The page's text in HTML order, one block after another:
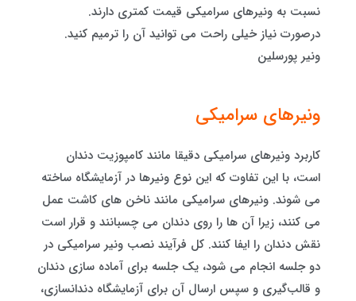
نسبت به ونیرهای سرامیکی قیمت کمتری دارند.
درصورت نیاز خیلی راحت می توانید آن را ترمیم کنید.
ونیر پورسلین
ونیرهای سرامیکی
کاربرد ونیرهای سرامیکی دقیقا مانند کامپوزیت دندان
است، با این تفاوت که این نوع ونیرها در آزمایشگاه ساخته
می شوند. ونیرهای سرامیکی مانند ناخن های کاشت عمل
می کنند، زیرا آن ها را روی دندان می چسبانند و قرار است
نقش دندان را ایفا کنند. کل فرآیند نصب ونیر سرامیکی در
دو جلسه انجام می شود، یک جلسه برای آماده‌ سازی دندان
و قالب‌گیری و سپس ارسال آن برای آزمایشگاه دندانسازی،